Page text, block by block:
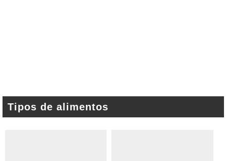
Tipos de alimentos